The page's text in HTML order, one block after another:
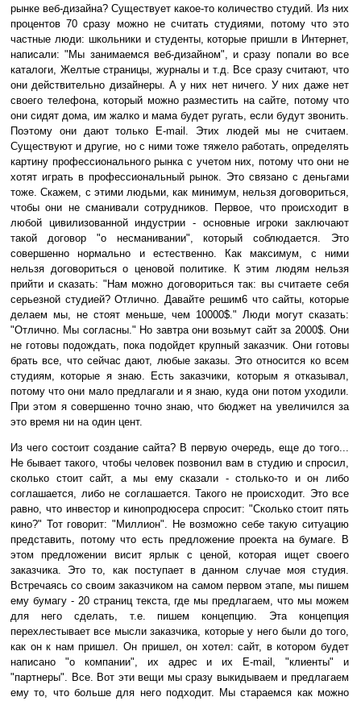
рынке веб-дизайна? Существует какое-то количество студий. Из них
процентов 70 сразу можно не считать студиями, потому что это
частные люди: школьники и студенты, которые пришли в Интернет,
написали: "Мы занимаемся веб-дизайном", и сразу попали во все
каталоги, Желтые страницы, журналы и т.д. Все сразу считают, что
они действительно дизайнеры. А у них нет ничего. У них даже нет
своего телефона, который можно разместить на сайте, потому что
они сидят дома, им жалко и мама будет ругать, если будут звонить.
Поэтому они дают только E-mail. Этих людей мы не считаем.
Существуют и другие, но с ними тоже тяжело работать, определять
картину профессионального рынка с учетом них, потому что они не
хотят играть в профессиональный рынок. Это связано с деньгами
тоже. Скажем, с этими людьми, как минимум, нельзя договориться,
чтобы они не сманивали сотрудников. Первое, что происходит в
любой цивилизованной индустрии - основные игроки заключают
такой договор "о несманивании", который соблюдается. Это
совершенно нормально и естественно. Как максимум, с ними
нельзя договориться о ценовой политике. К этим людям нельзя
прийти и сказать: "Нам можно договориться так: вы считаете себя
серьезной студией? Отлично. Давайте решим6 что сайты, которые
делаем мы, не стоят меньше, чем 10000$." Люди могут сказать:
"Отлично. Мы согласны." Но завтра они возьмут сайт за 2000$. Они
не готовы подождать, пока подойдет крупный заказчик. Они готовы
брать все, что сейчас дают, любые заказы. Это относится ко всем
студиям, которые я знаю. Есть заказчики, которым я отказывал,
потому что они мало предлагали и я знаю, куда они потом уходили.
При этом я совершенно точно знаю, что бюджет на увеличился за
это время ни на один цент.
Из чего состоит создание сайта? В первую очередь, еще до того...
Не бывает такого, чтобы человек позвонил вам в студию и спросил,
сколько стоит сайт, а мы ему сказали - столько-то и он либо
соглашается, либо не соглашается. Такого не происходит. Это все
равно, что инвестор и кинопродюсера спросит: "Сколько стоит пять
кино?" Тот говорит: "Миллион". Не возможно себе такую ситуацию
представить, потому что есть предложение проекта на бумаге. В
этом предложении висит ярлык с ценой, которая ищет своего
заказчика. Это то, как поступает в данном случае моя студия.
Встречаясь со своим заказчиком на самом первом этапе, мы пишем
ему бумагу - 20 страниц текста, где мы предлагаем, что мы можем
для него сделать, т.е. пишем концепцию. Эта концепция
перехлестывает все мысли заказчика, которые у него были до того,
как он к нам пришел. Он пришел, он хотел: сайт, в котором будет
написано "о компании", их адрес и их E-mail, "клиенты" и
"партнеры". Все. Вот эти вещи мы сразу выкидываем и предлагаем
ему то, что больше для него подходит. Мы стараемся как можно